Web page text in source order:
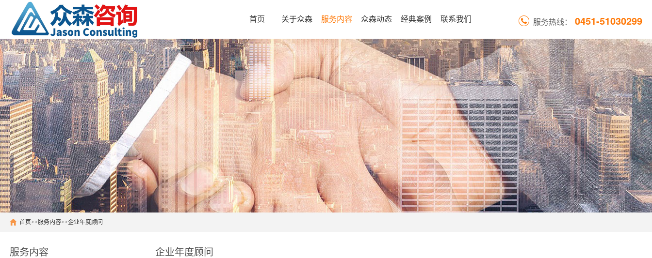
服务热线： 0451-51030299
首页 关于众森 服务内容 众森动态 经典案例 联系我们
首页>>服务内容>>企业年度顾问
服务内容 企业年度顾问